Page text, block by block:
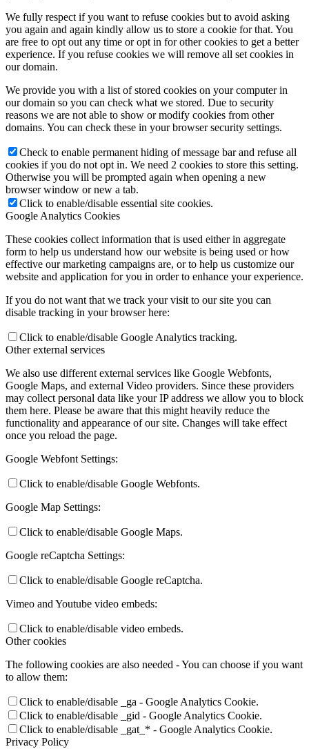
We fully respect if you want to refuse cookies but to avoid asking
you again and again kindly allow us to store a cookie for that. You
are free to opt out any time or opt in for other cookies to get a better
experience. If you refuse cookies we will remove all set cookies in
our domain.
We provide you with a list of stored cookies on your computer in
our domain so you can check what we stored. Due to security
reasons we are not able to show or modify cookies from other
domains. You can check these in your browser security settings.
Check to enable permanent hiding of message bar and refuse all
cookies if you do not opt in. We need 2 cookies to store this setting.
Otherwise you will be prompted again when opening a new
browser window or new a tab.
Click to enable/disable essential site cookies.
Google Analytics Cookies
These cookies collect information that is used either in aggregate
form to help us understand how our website is being used or how
effective our marketing campaigns are, or to help us customize our
website and application for you in order to enhance your experience.
If you do not want that we track your visit to our site you can
disable tracking in your browser here:
Click to enable/disable Google Analytics tracking.
Other external services
We also use different external services like Google Webfonts,
Google Maps, and external Video providers. Since these providers
may collect personal data like your IP address we allow you to block
them here. Please be aware that this might heavily reduce the
functionality and appearance of our site. Changes will take effect
once you reload the page.
Google Webfont Settings:
Click to enable/disable Google Webfonts.
Google Map Settings:
Click to enable/disable Google Maps.
Google reCaptcha Settings:
Click to enable/disable Google reCaptcha.
Vimeo and Youtube video embeds:
Click to enable/disable video embeds.
Other cookies
The following cookies are also needed - You can choose if you want
to allow them:
Click to enable/disable _ga - Google Analytics Cookie.
Click to enable/disable _gid - Google Analytics Cookie.
Click to enable/disable _gat_* - Google Analytics Cookie.
Privacy Policy